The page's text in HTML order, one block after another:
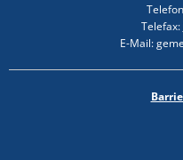
Telefax:
E-Mail: